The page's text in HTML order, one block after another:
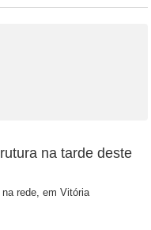
rede, em Vitória